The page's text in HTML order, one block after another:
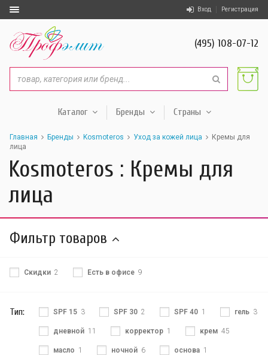
Вход Регистрация
(495) 108-07-12
Каталог Бренды Страны
Главная Бренды Kosmoteros Уход за кожей лица
Кремы для
лица
Kosmoteros : Кремы для
лица
Фильтр товаров
Скидки 2 Есть в офисе 9
Тип: SPF 15 3 SPF 30 2 SPF 40 1 гель 3
дневной 11 корректор 1 крем 45
масло 1 ночной 6 основа 1